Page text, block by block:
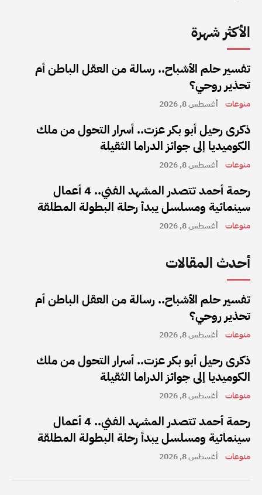
الأكثر شهرة
تفسير حلم الأشباح.. رسالة من العقل الباطن أم
تحذير روحي؟
منوعات أغسطس 8, 2026
ذكرى رحيل أبو بكر عزت.. أسرار التحول من ملك
الكوميديا إلى جوائز الدراما الثقيلة
منوعات أغسطس 8, 2026
رحمة أحمد تتصدر المشهد الفني.. 4 أعمال
سينمائية ومسلسل يبدأ رحلة البطولة المطلقة
منوعات أغسطس 8, 2026
أحدث المقالات
تفسير حلم الأشباح.. رسالة من العقل الباطن أم
تحذير روحي؟
منوعات أغسطس 8, 2026
ذكرى رحيل أبو بكر عزت.. أسرار التحول من ملك
الكوميديا إلى جوائز الدراما الثقيلة
منوعات أغسطس 8, 2026
رحمة أحمد تتصدر المشهد الفني.. 4 أعمال
سينمائية ومسلسل يبدأ رحلة البطولة المطلقة
منوعات أغسطس 8, 2026